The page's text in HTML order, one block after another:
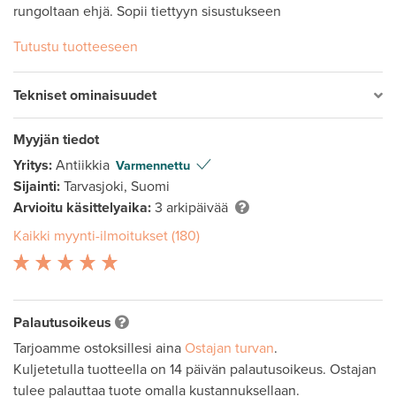
rungoltaan ehjä. Sopii tiettyyn sisustukseen
Tutustu tuotteeseen
Tekniset ominaisuudet
Myyjän tiedot
Yritys: Antiikkia Varmennettu
Sijainti: Tarvasjoki, Suomi
Arvioitu käsittelyaika: 3 arkipäivää
Kaikki myynti-ilmoitukset (180)
Palautusoikeus
Tarjoamme ostoksillesi aina Ostajan turvan.
Kuljetetulla tuotteella on 14 päivän palautusoikeus. Ostajan
tulee palauttaa tuote omalla kustannuksellaan.